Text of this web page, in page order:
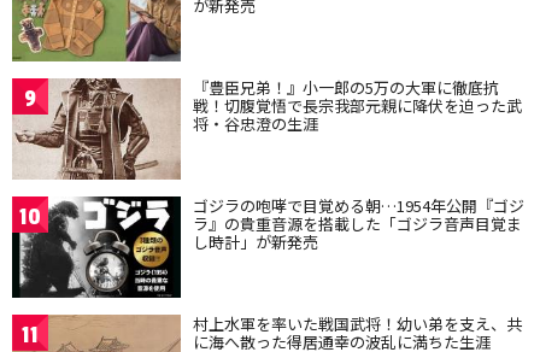
が新発売
9 『豊臣兄弟！』小一郎の5万の大軍に徹底抗
戦！切腹覚悟で長宗我部元親に降伏を迫った武
将・谷忠澄の生涯
10 ゴジラの咆哮で目覚める朝…1954年公開『ゴジ
ラ』の貴重音源を搭載した「ゴジラ音声目覚ま
し時計」が新発売
11 村上水軍を率いた戦国武将！幼い弟を支え、共
に海へ散った得居通幸の波乱に満ちた生涯